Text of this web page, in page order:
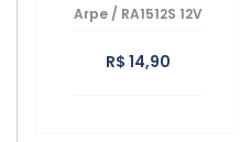
Arpe / RA1512S 12V
R$ 14,90